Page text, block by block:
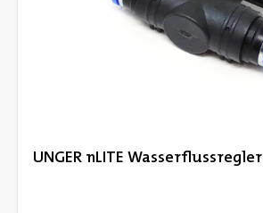
UNGER nLITE Wasserflussregler